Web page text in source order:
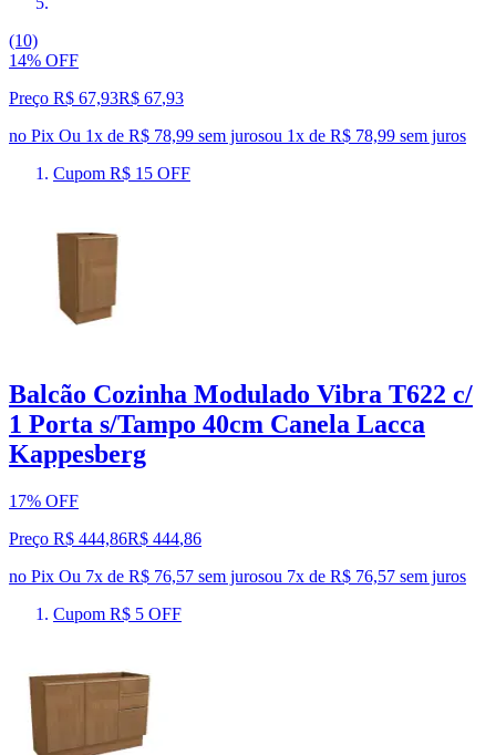
(10)
14% OFF
Preço R$ 67,93R$ 67,93
no Pix Ou 1x de R$ 78,99 sem jurosou 1x de R$ 78,99 sem juros
Cupom R$ 15 OFF
Balcão Cozinha Modulado Vibra T622 c/
1 Porta s/Tampo 40cm Canela Lacca
Kappesberg
17% OFF
Preço R$ 444,86R$ 444,86
no Pix Ou 7x de R$ 76,57 sem jurosou 7x de R$ 76,57 sem juros
Cupom R$ 5 OFF